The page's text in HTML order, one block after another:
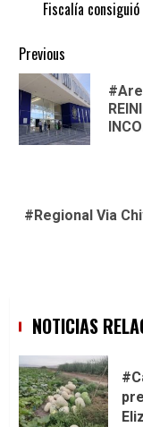
Fiscalía
Continue
Reading
Previous
Next
#Regional Via
NOTICIAS